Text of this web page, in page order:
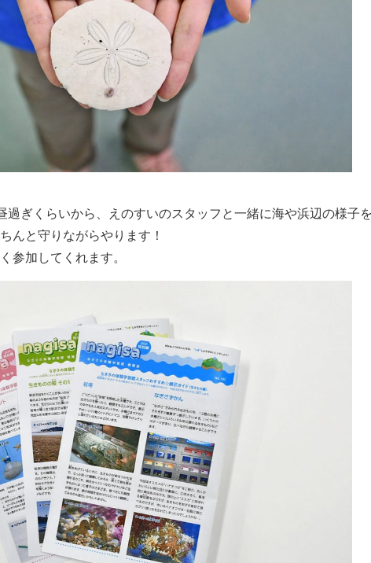
過ぎくらいから、えのすいのスタッフと一緒に海や浜辺の様子
んと守りながらやります！
参加してくれます。